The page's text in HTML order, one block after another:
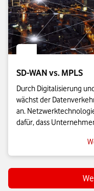
SD-WAN vs. MPLS
Durch Digitalisierung
wächst der
an.
dafür, dass
diese Abkürzungen
Technologien